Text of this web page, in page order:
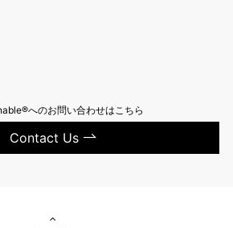
へのお問い合わせはこちら
Contact Us